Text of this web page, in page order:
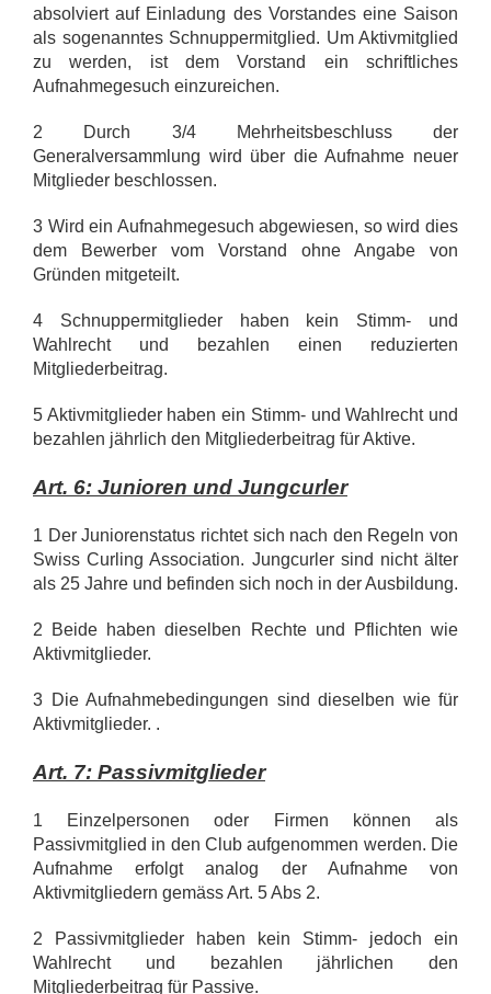
absolviert auf Einladung des Vorstandes eine Saison
als sogenanntes Schnuppermitglied. Um Aktivmitglied
zu werden, ist dem Vorstand ein schriftliches
Aufnahmegesuch einzureichen.
2 Durch 3/4 Mehrheitsbeschluss der
Generalversammlung wird über die Aufnahme neuer
Mitglieder beschlossen.
3 Wird ein Aufnahmegesuch abgewiesen, so wird dies
dem Bewerber vom Vorstand ohne Angabe von
Gründen mitgeteilt.
4 Schnuppermitglieder haben kein Stimm- und
Wahlrecht und bezahlen einen reduzierten
Mitgliederbeitrag.
5 Aktivmitglieder haben ein Stimm- und Wahlrecht und
bezahlen jährlich den Mitgliederbeitrag für Aktive.
Art. 6: Junioren und Jungcurler
1 Der Juniorenstatus richtet sich nach den Regeln von
Swiss Curling Association. Jungcurler sind nicht älter
als 25 Jahre und befinden sich noch in der Ausbildung.
2 Beide haben dieselben Rechte und Pflichten wie
Aktivmitglieder.
3 Die Aufnahmebedingungen sind dieselben wie für
Aktivmitglieder. .
Art. 7: Passivmitglieder
1 Einzelpersonen oder Firmen können als
Passivmitglied in den Club aufgenommen werden. Die
Aufnahme erfolgt analog der Aufnahme von
Aktivmitgliedern gemäss Art. 5 Abs 2.
2 Passivmitglieder haben kein Stimm- jedoch ein
Wahlrecht und bezahlen jährlichen den
Mitgliederbeitrag für Passive.